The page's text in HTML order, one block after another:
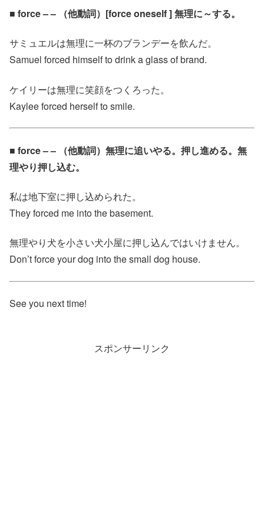
■ force – – （他動詞）[force oneself ] 無理に～する。
サミュエルは無理に一杯のブランデーを飲んだ。
Samuel forced himself to drink a glass of brand.
ケイリーは無理に笑顔をつくろった。
Kaylee forced herself to smile.
■ force – – （他動詞）無理に追いやる。押し進める。無
理やり押し込む。
私は地下室に押し込められた。
They forced me into the basement.
無理やり犬を小さい犬小屋に押し込んではいけません。
Don’t force your dog into the small dog house.
See you next time!
スポンサーリンク